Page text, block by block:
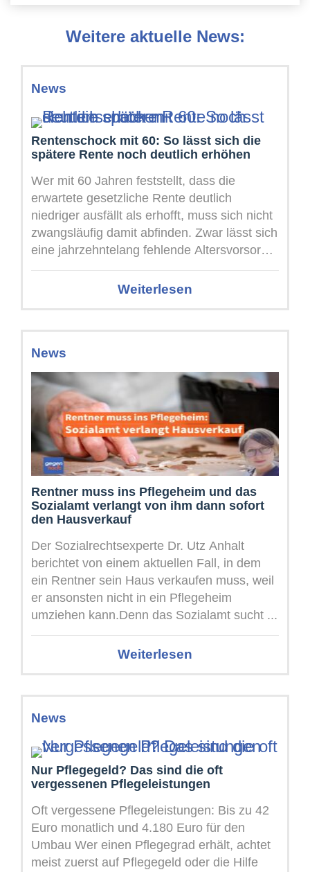
Weitere aktuelle News:
News
Rentenschock mit 60: So lässt sich die
spätere Rente noch deutlich erhöhen
Wer mit 60 Jahren feststellt, dass die
erwartete gesetzliche Rente deutlich
niedriger ausfällt als erhofft, muss sich nicht
zwangsläufig damit abfinden. Zwar lässt sich
eine jahrzehntelang fehlende Altersvorsorge
kurz vor ...
Weiterlesen
News
Rentner muss ins Pflegeheim und das
Sozialamt verlangt von ihm dann sofort
den Hausverkauf
Der Sozialrechtsexperte Dr. Utz Anhalt
berichtet von einem aktuellen Fall, in dem
ein Rentner sein Haus verkaufen muss, weil
er ansonsten nicht in ein Pflegeheim
umziehen kann.Denn das Sozialamt sucht ...
Weiterlesen
News
Nur Pflegegeld? Das sind die oft
vergessenen Pflegeleistungen
Oft vergessene Pflegeleistungen: Bis zu 42
Euro monatlich und 4.180 Euro für den
Umbau Wer einen Pflegegrad erhält, achtet
meist zuerst auf Pflegegeld oder die Hilfe